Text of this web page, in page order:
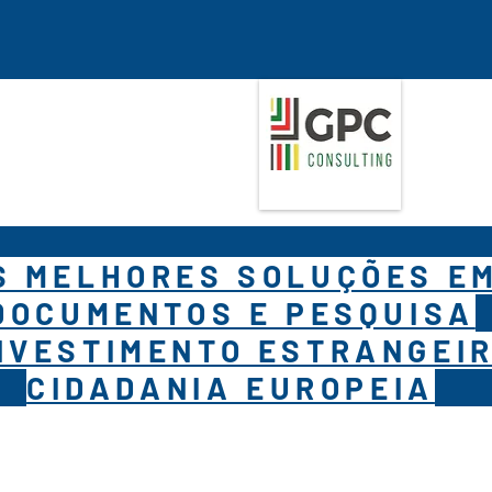
MELHORES SOLUÇÕES EM
E PESQUISA
CIDADANIA EUROPEIA